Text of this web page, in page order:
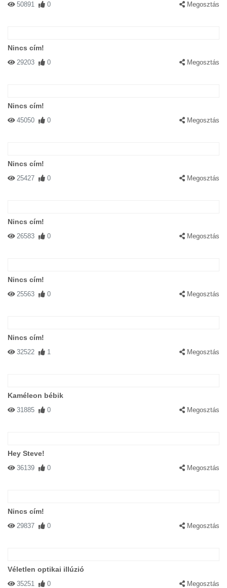
50891 0 Megosztás
Nincs cím!
29203 0 Megosztás
Nincs cím!
45050 0 Megosztás
Nincs cím!
25427 0 Megosztás
Nincs cím!
26583 0 Megosztás
Nincs cím!
25563 0 Megosztás
Nincs cím!
32522 1 Megosztás
Kaméleon bébik
31885 0 Megosztás
Hey Steve!
36139 0 Megosztás
Nincs cím!
29837 0 Megosztás
Véletlen optikai illúzió
35251 0 Megosztás